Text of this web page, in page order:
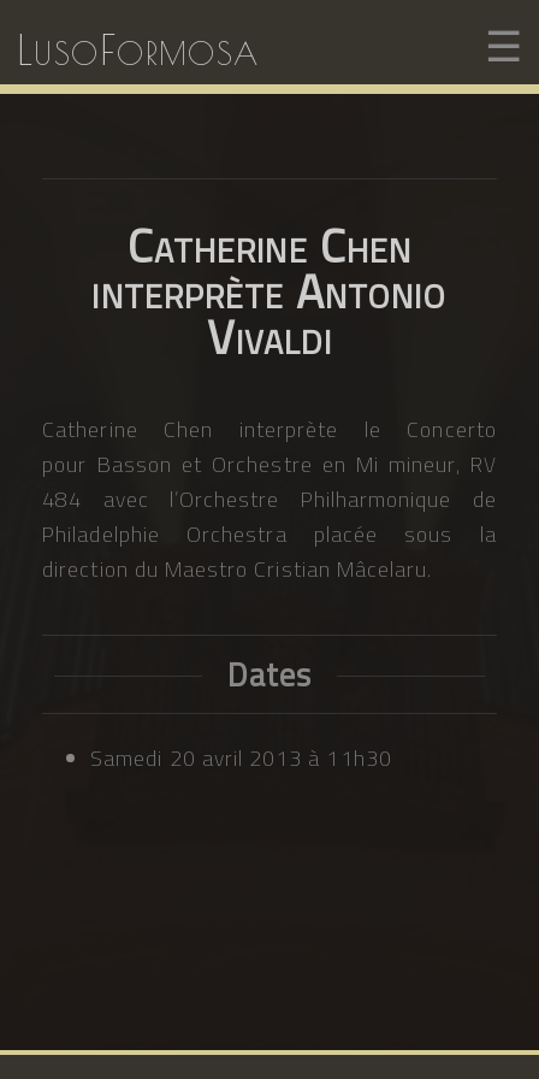
LusoFormosa ☰
Catherine Chen
interprète Antonio
Vivaldi
Catherine Chen interprète le Concerto
pour Basson et Orchestre en Mi mineur, RV
484 avec l’Orchestre Philharmonique de
Philadelphie Orchestra placée sous la
direction du Maestro Cristian Mâcelaru.
Dates
Samedi 20 avril 2013 à 11h30